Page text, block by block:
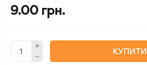
9.00 грн.
КУПИТИ